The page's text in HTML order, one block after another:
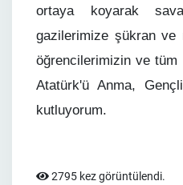
ortaya koyarak
gazilerimize şükran ve
öğrencilerimizin ve tüm
Atatürk'ü Anma,
kutluyorum.
2795 kez görüntülendi.